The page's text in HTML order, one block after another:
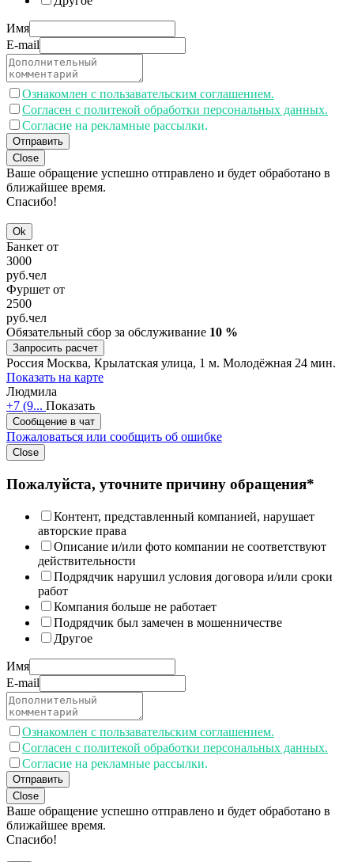
Имя
E-mail
Ознакомлен с пользавательским соглашением.
Согласен с политекой обработки персональных данных.
Согласие на рекламные рассылки.
Отправить
Close
Ваше обращение успешно отправлено и будет обработано в
ближайшее время.
Спасибо!
Ok
Банкет от
3000
руб.чел
Фуршет от
2500
руб.чел
Обязательный сбор за обслуживание 10 %
Запросить расчет
Россия Москва, Крылатская улица, 1 м. Молодёжная 24 мин.
Показать на карте
Людмила
+7 (9... Показать
Сообщение в чат
Пожаловаться или сообщить об ошибке
Close
Пожалуйста, уточните причину обращения*
Контент, представленный компанией, нарушает
авторские права
Описание и/или фото компании не соответствуют
действительности
Подрядчик нарушил условия договора и/или сроки
работ
Компания больше не работает
Подрядчик был замечен в мошенничестве
Другое
Имя
E-mail
Ознакомлен с пользавательским соглашением.
Согласен с политекой обработки персональных данных.
Согласие на рекламные рассылки.
Отправить
Close
Ваше обращение успешно отправлено и будет обработано в
ближайшее время.
Спасибо!